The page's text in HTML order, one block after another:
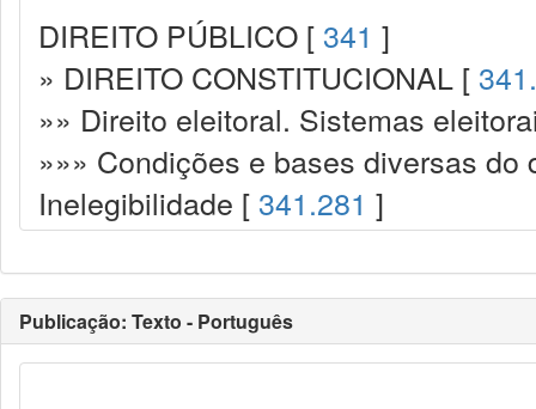
DIREITO PÚBLICO [ 341 ]
» DIREITO CONSTITUCIONAL [
»» Direito eleitoral. Sistemas
»»» Condições e bases diversas
Inelegibilidade [ 341.281 ]
Publicação: Texto - Português